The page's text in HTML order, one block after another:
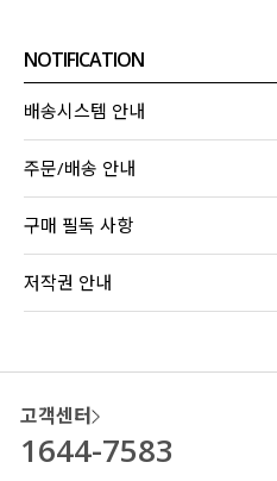
NOTIFICATION
배송시스템 안내
주문/배송 안내
구매 필독 사항
저작권 안내
고객센터
1644-7583